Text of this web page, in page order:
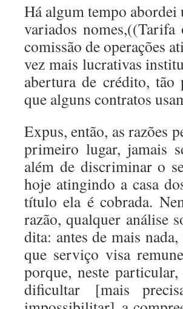
Há algum tempo abordei
variados
comissão de operações
vez mais lucrativas
abertura de crédito, tão
que alguns contratos
Expus, então, as razões
primeiro lugar, jamais
além de discriminar o
hoje atingindo a casa
título ela é cobrada.
razão, qualquer análise
dita: antes de mais
que serviço visa
porque, neste
dificultar [mais